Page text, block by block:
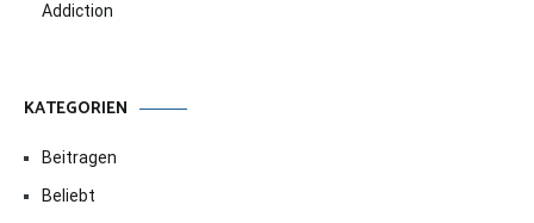
Addiction
KATEGORIEN
Beitragen
Beliebt